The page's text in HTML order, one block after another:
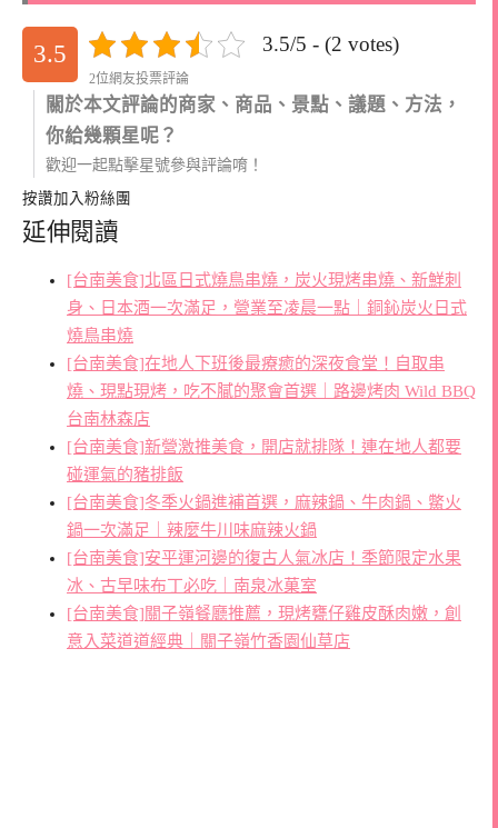
3.5 3.5/5 - (2 votes)
2位網友投票評論
關於本文評論的商家、商品、景點、議題、方法，
你給幾顆星呢？
歡迎一起點擊星號參與評論唷！
按讚加入粉絲團
延伸閱讀
[台南美食]北區日式燒鳥串燒，炭火現烤串燒、新鮮刺
身、日本酒一次滿足，營業至凌晨一點｜銅鈊炭火日式
燒鳥串燒
[台南美食]在地人下班後最療癒的深夜食堂！自取串
燒、現點現烤，吃不膩的聚會首選｜路邊烤肉 Wild BBQ
台南林森店
[台南美食]新營激推美食，開店就排隊！連在地人都要
碰運氣的豬排飯
[台南美食]冬季火鍋進補首選，麻辣鍋、牛肉鍋、鱉火
鍋一次滿足｜辣麼牛川味麻辣火鍋
[台南美食]安平運河邊的復古人氣冰店！季節限定水果
冰、古早味布丁必吃｜南泉冰菓室
[台南美食]關子嶺餐廳推薦，現烤甕仔雞皮酥肉嫩，創
意入菜道道經典｜關子嶺竹香園仙草店